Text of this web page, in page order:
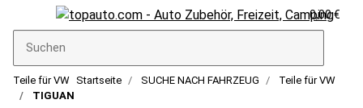
0,00 €
Teile für VW Startseite SUCHE NACH FAHRZEUG
Teile für VW
TIGUAN